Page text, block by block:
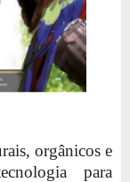
orgânicos e
para